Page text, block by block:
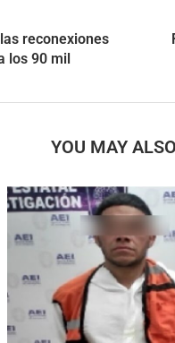
reconexiones
los 90 mil
YOU MAY